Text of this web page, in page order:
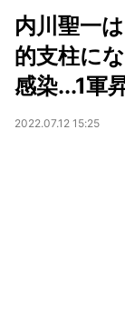
内川聖一
的支柱に
感染...1軍
2022.07.12 15:25